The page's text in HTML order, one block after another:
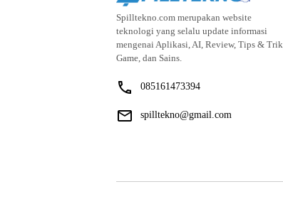
Spilltekno.com merupakan website
teknologi yang selalu update informasi
mengenai Aplikasi, AI, Review, Tips & Trik,
Game, dan Sains.
085161473394
spilltekno@gmail.com